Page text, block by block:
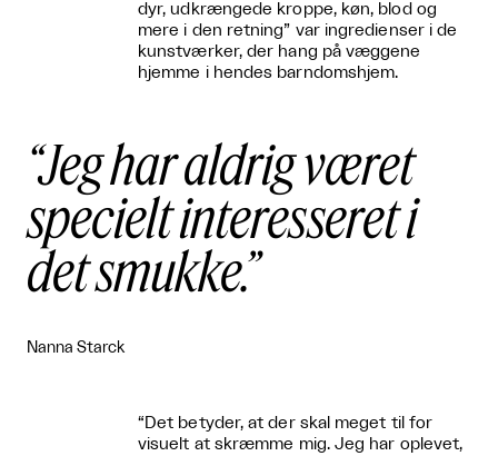
dyr, udkrængede kroppe, køn, blod og
mere i den retning” var ingredienser i de
kunstværker, der hang på væggene
hjemme i hendes barndomshjem.
Jeg har aldrig været
specielt interesseret i
det smukke.
Nanna Starck
“Det betyder, at der skal meget til for
visuelt at skræmme mig. Jeg har oplevet,